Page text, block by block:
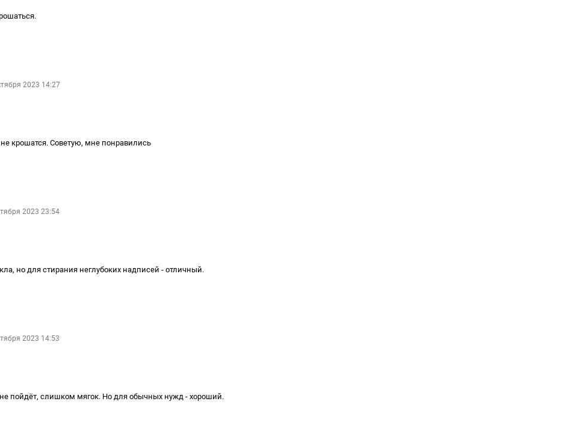
2023 14:27
крошатся. Советую, мне понравились
2023 23:54
но для стирания неглубоких надписей - отличный.
2023 14:53
пойдёт, слишком мягок. Но для обычных нужд - хороший.